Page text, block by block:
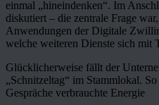
einmal „hineindenken“. Im
diskutiert – die zentrale Frage
Anwendungen der Digitale
welche weiteren Dienste sich mit
Glücklicherweise fällt der
„Schnitzeltag“ im Stammlokal.
Gespräche verbrauchte Energie